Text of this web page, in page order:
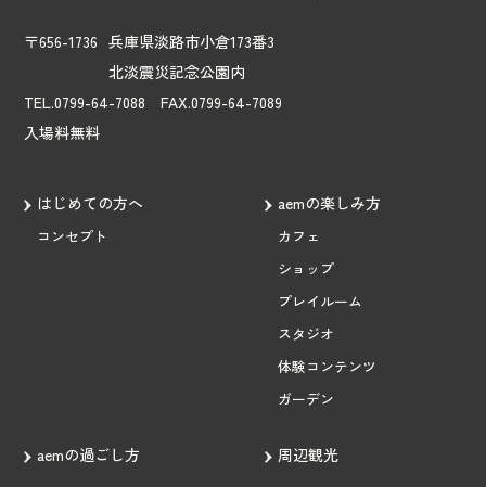
〒656-1736 兵庫県淡路市小倉173番3
北淡震災記念公園内
TEL.0799-64-7088 FAX.0799-64-7089
入場料無料
はじめての方へ
コンセプト
aemの楽しみ方
カフェ
ショップ
プレイルーム
スタジオ
体験コンテンツ
ガーデン
aemの過ごし方 周辺観光